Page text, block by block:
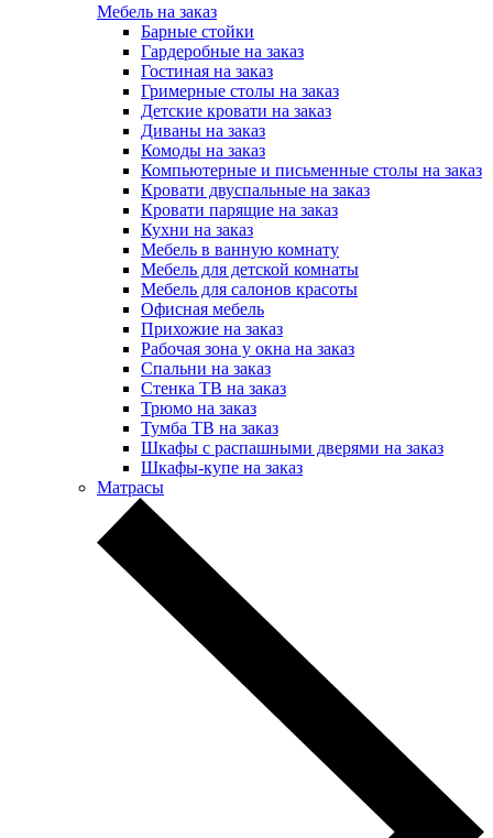
Мебель на заказ
Барные стойки
Гардеробные на заказ
Гостиная на заказ
Гримерные столы на заказ
Детские кровати на заказ
Диваны на заказ
Комоды на заказ
Компьютерные и письменные столы на заказ
Кровати двуспальные на заказ
Кровати парящие на заказ
Кухни на заказ
Мебель в ванную комнату
Мебель для детской комнаты
Мебель для салонов красоты
Офисная мебель
Прихожие на заказ
Рабочая зона у окна на заказ
Спальни на заказ
Стенка ТВ на заказ
Трюмо на заказ
Тумба ТВ на заказ
Шкафы с распашными дверями на заказ
Шкафы-купе на заказ
Матрасы